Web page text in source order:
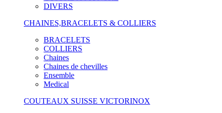
DIVERS
CHAINES,BRACELETS & COLLIERS
BRACELETS
COLLIERS
Chaines
Chaines de chevilles
Ensemble
Medical
COUTEAUX SUISSE VICTORINOX